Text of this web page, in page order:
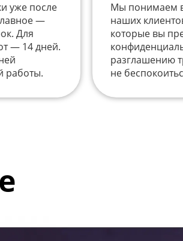
уже после
—
Для
— 14 дней.
работы.
Мы понимаем
наших
которые вы
разглашению
не